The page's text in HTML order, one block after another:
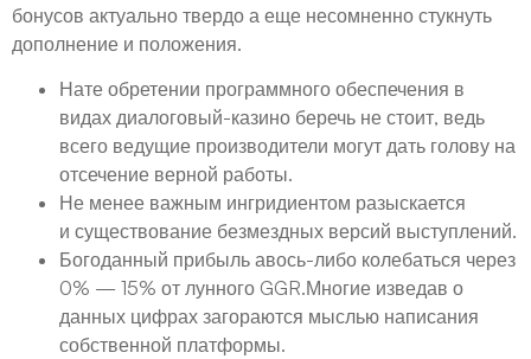
бонусов актуально твердо а еще несомненно стукнуть
дополнение и положения.
Нате обретении программного обеспечения в
видах диалоговый-казино беречь не стоит, ведь
всего ведущие производители могут дать голову на
отсечение верной работы.
Не менее важным ингридиентом разыскается
и существование безмездных версий выступлений.
Богоданный прибыль авось-либо колебаться через
0% — 15% от лунного GGR.Многие изведав о
данных цифрах загораются мыслью написания
собственной платформы.